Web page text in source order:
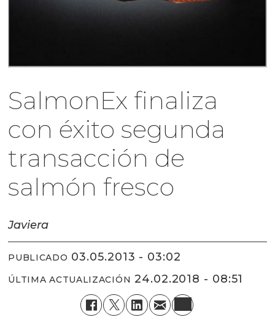
SalmonEx finaliza
con éxito segunda
transacción de
salmón fresco
Javiera
PUBLICADO 03.05.2013 - 03:02
ÚLTIMA ACTUALIZACIÓN 24.02.2018 - 08:51